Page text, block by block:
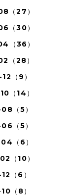
（27）
（30）
（36）
（28）
（9）
（14）
（5）
（5）
（6）
（10）
（6）
（8）